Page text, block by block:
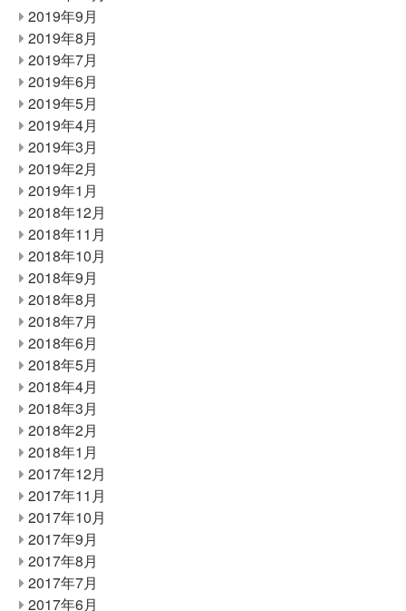
2019年9月
2019年8月
2019年7月
2019年6月
2019年5月
2019年4月
2019年3月
2019年2月
2019年1月
2018年12月
2018年11月
2018年10月
2018年9月
2018年8月
2018年7月
2018年6月
2018年5月
2018年4月
2018年3月
2018年2月
2018年1月
2017年12月
2017年11月
2017年10月
2017年9月
2017年8月
2017年7月
2017年6月